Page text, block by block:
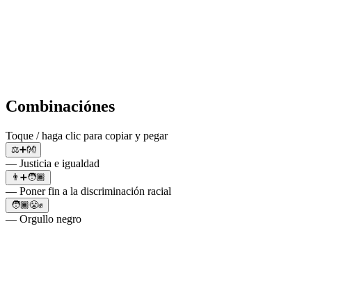
Combinaciónes
Toque / haga clic para copiar y pegar
⚖️➕👐
— Justicia e igualdad
👨➕🧑🏾
— Poner fin a la discriminación racial
🧑🏾😤✊
— Orgullo negro